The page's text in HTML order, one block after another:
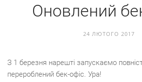
Оновлений
24 ЛЮТОГО 2017
З 1 березня нарештi запускаємо
перероблений бек-офic. Ура!